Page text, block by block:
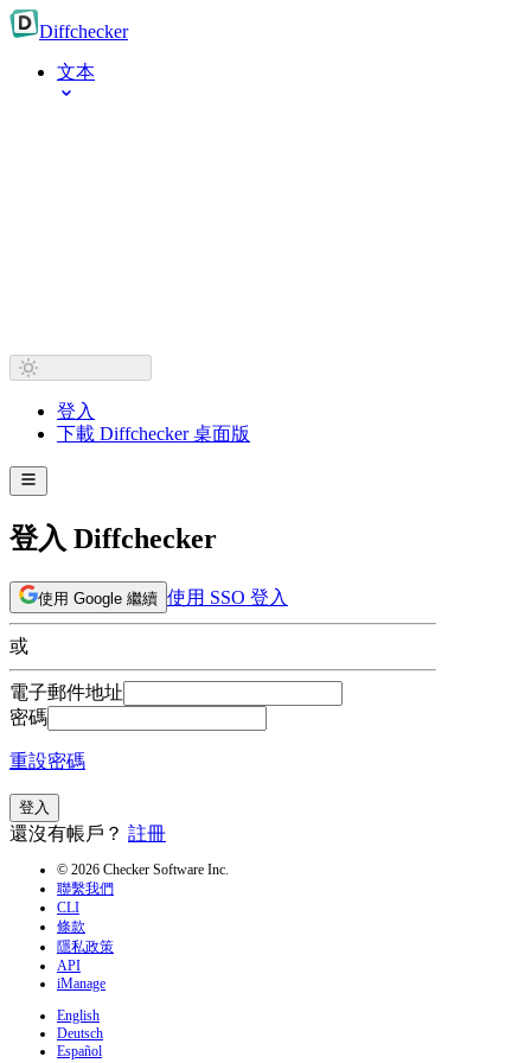
Diffchecker
文本
登入
下載 Diffchecker 桌面版
登入 Diffchecker
使用 Google 繼續 使用 SSO 登入
或
電子郵件地址
密碼
重設密碼
登入
還沒有帳戶？ 註冊
© 2026 Checker Software Inc.
聯繫我們
CLI
條款
隱私政策
API
iManage
English
Deutsch
Español